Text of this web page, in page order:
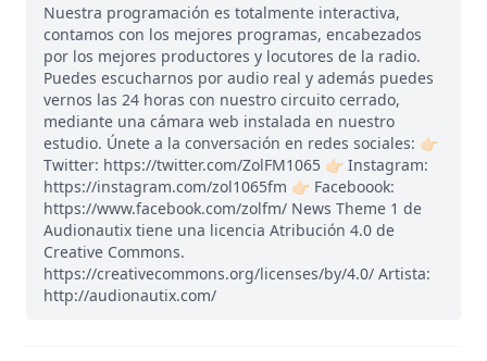
Nuestra programación es totalmente interactiva,
contamos con los mejores programas, encabezados
por los mejores productores y locutores de la radio.
Puedes escucharnos por audio real y además puedes
vernos las 24 horas con nuestro circuito cerrado,
mediante una cámara web instalada en nuestro
estudio. Únete a la conversación en redes sociales: 👉🏻
Twitter: https://twitter.com/ZolFM1065 👉🏻 Instagram:
https://instagram.com/zol1065fm 👉🏻 Faceboook:
https://www.facebook.com/zolfm/ News Theme 1 de
Audionautix tiene una licencia Atribución 4.0 de
Creative Commons.
https://creativecommons.org/licenses/by/4.0/ Artista:
http://audionautix.com/